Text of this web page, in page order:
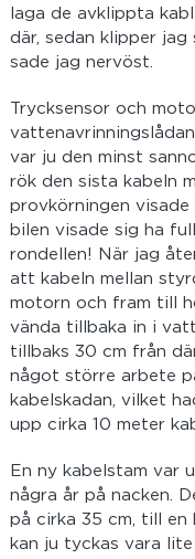
laga de avklippta
där, sedan klipper jag
sade jag nervöst.
Trycksensor och
var ju den minst
rök den sista kabeln
provkörningen
bilen visade sig ha
rondellen! När jag
att kabeln mellan
motorn och fram till
vända tillbaka in i
tillbaks 30 cm från
något större arbete
kabelskadan, vilket
upp cirka 10 meter
En ny kabelstam var
några år på nacken.
på cirka 35 cm, till en
kan ju tyckas vara